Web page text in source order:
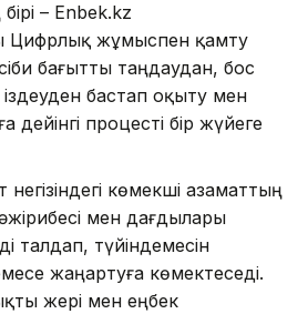
– Enbek.kz
Цифрлық жұмыспен қамту
бағытты таңдаудан, бос
бастап оқыту мен
процесті бір жүйеге
көмекші азаматтың
мен дағдылары
талдап, түйіндемесін
жаңартуға көмектеседі.
жері мен еңбек